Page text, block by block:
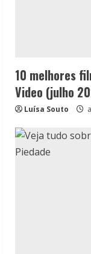
10 melhores
Video (julho
Luísa Souto